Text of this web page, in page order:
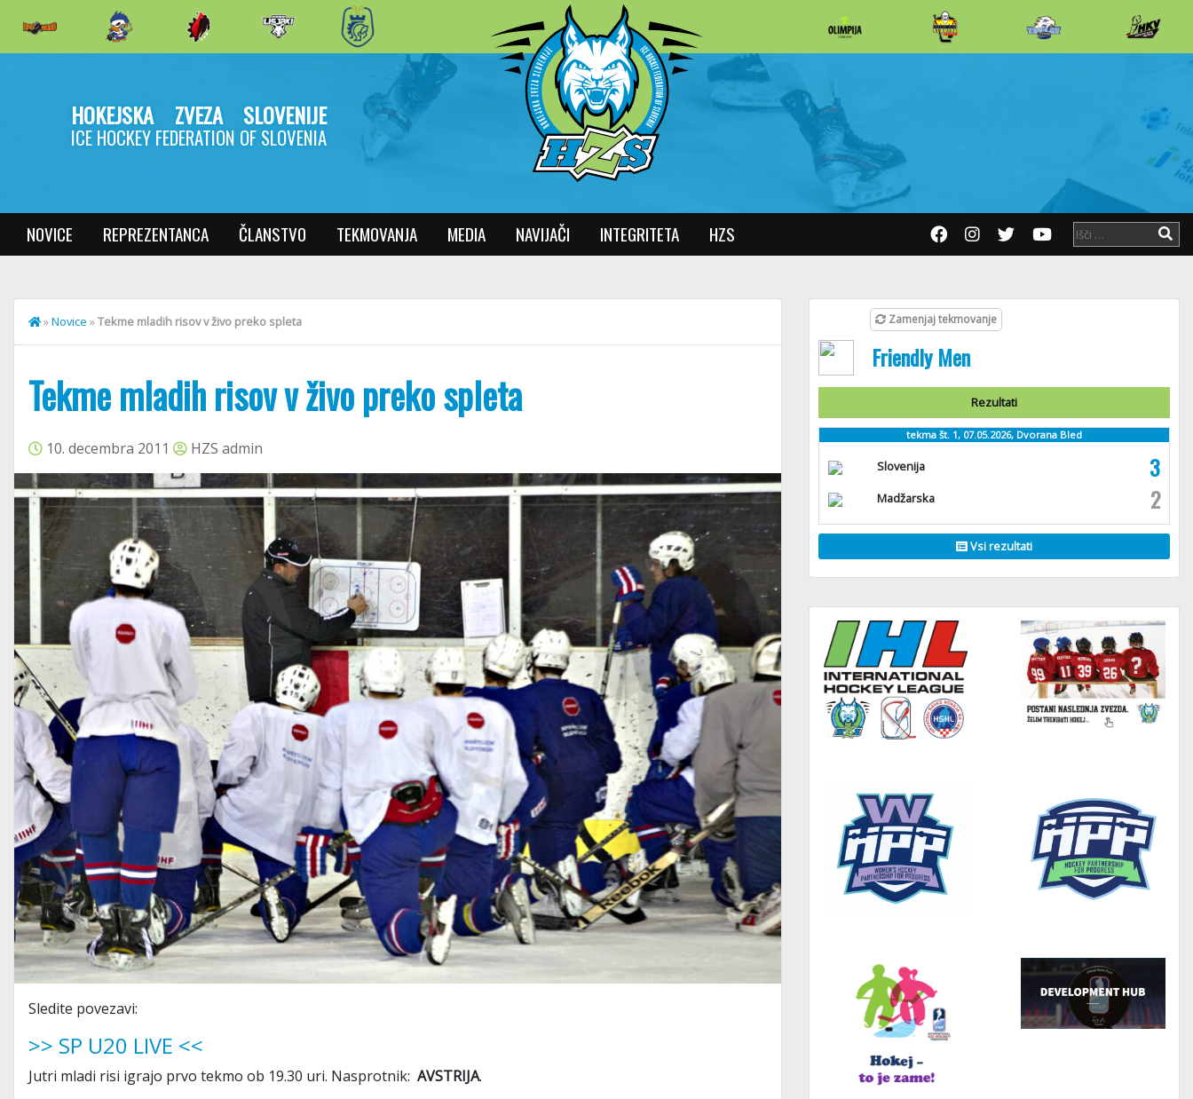
HOKEJSKA ZVEZA SLOVENIJE
ICE HOCKEY FEDERATION OF SLOVENIA
NOVICE REPREZENTANCA ČLANSTVO TEKMOVANJA MEDIA NAVIJAČI INTEGRITETA HZS
»Novice »Tekme mladih risov v živo preko spleta
Tekme mladih risov v živo preko spleta
10. decembra 2011 HZS admin
Sledite povezavi:
>> SP U20 LIVE <<
Jutri mladi risi igrajo prvo tekmo ob 19.30 uri. Nasprotnik: AVSTRIJA.
Zamenjaj tekmovanje
Friendly Men
Rezultati
tekma št. 1, 07.05.2026, Dvorana Bled
Slovenija 3
Madžarska 2
Vsi rezultati